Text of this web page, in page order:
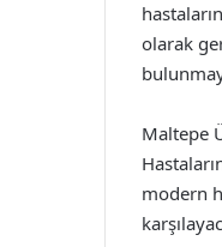
olarak
Maltepe
modern